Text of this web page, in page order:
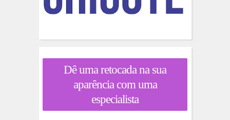
Dê uma retocada na sua
aparência com uma
especialista